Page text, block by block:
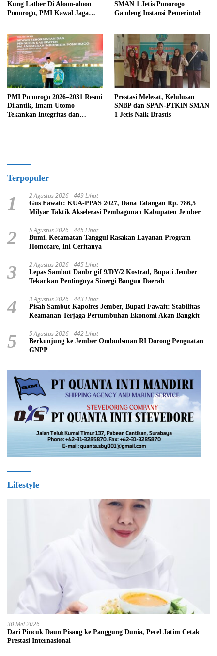
Kung Latber Di Aloon-aloon
Ponorogo, PMI Kawal Jaga
SMAN 1 Jetis Ponorogo
Gandeng Instansi Pemerintah
PMI Ponorogo 2026–2031 Resmi
Dilantik, Imam Utomo
Tekankan Integritas dan
Prestasi Melesat, Kelulusan
SNBP dan SPAN-PTKIN SMAN
1 Jetis Naik Drastis
Terpopuler
1 2 Agustus 2026 449 Lihat
Gus Fawait: KUA-PPAS 2027, Dana Talangan Rp. 786,5
Milyar Taktik Akselerasi Pembagunan Kabupaten Jember
2 5 Agustus 2026 445 Lihat
Bumil Kecamatan Tanggul Rasakan Layanan Program
Homecare, Ini Ceritanya
3 2 Agustus 2026 445 Lihat
Lepas Sambut Danbrigif 9/DY/2 Kostrad, Bupati Jember
Tekankan Pentingnya Sinergi Bangun Daerah
4 3 Agustus 2026 443 Lihat
Pisah Sambut Kapolres Jember, Bupati Fawait: Stabilitas
Keamanan Terjaga Pertumbuhan Ekonomi Akan Bangkit
5 5 Agustus 2026 442 Lihat
Berkunjung ke Jember Ombudsman RI Dorong Penguatan
GNPP
Lifestyle
30 Mei 2026
Dari Pincuk Daun Pisang ke Panggung Dunia, Pecel Jatim Cetak
Prestasi Internasional